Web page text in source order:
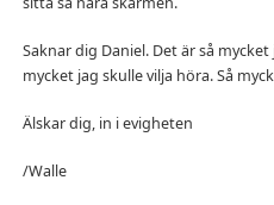
Saknar dig Daniel. Det är så
mycket jag skulle vilja höra. Så
Älskar dig, in i evigheten
/Walle